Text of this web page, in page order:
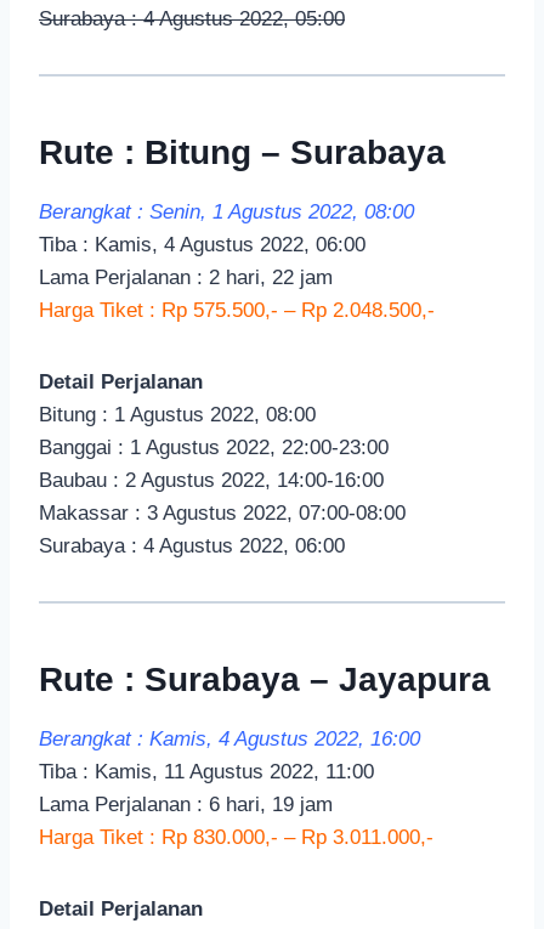
Surabaya : 4 Agustus 2022, 05:00
Rute : Bitung – Surabaya
Berangkat : Senin, 1 Agustus 2022, 08:00
Tiba : Kamis, 4 Agustus 2022, 06:00
Lama Perjalanan : 2 hari, 22 jam
Harga Tiket : Rp 575.500,- – Rp 2.048.500,-
Detail Perjalanan
Bitung : 1 Agustus 2022, 08:00
Banggai : 1 Agustus 2022, 22:00-23:00
Baubau : 2 Agustus 2022, 14:00-16:00
Makassar : 3 Agustus 2022, 07:00-08:00
Surabaya : 4 Agustus 2022, 06:00
Rute : Surabaya – Jayapura
Berangkat : Kamis, 4 Agustus 2022, 16:00
Tiba : Kamis, 11 Agustus 2022, 11:00
Lama Perjalanan : 6 hari, 19 jam
Harga Tiket : Rp 830.000,- – Rp 3.011.000,-
Detail Perjalanan